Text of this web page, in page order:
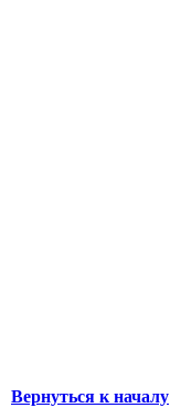
Вернуться к началу